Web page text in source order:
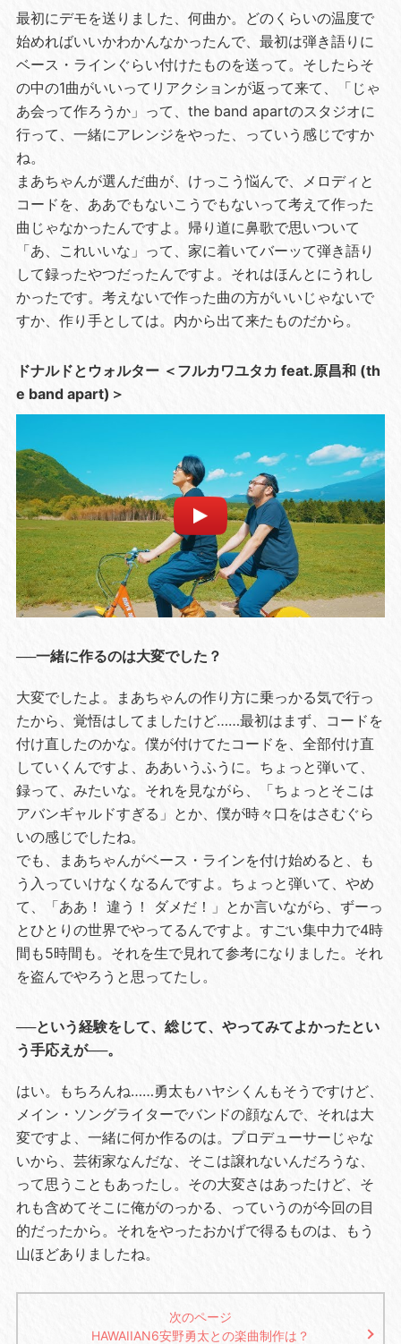
最初にデモを送りました、何曲か。どのくらいの温度で
始めればいいかわかんなかったんで、最初は弾き語りに
ベース・ラインぐらい付けたものを送って。そしたらそ
の中の1曲がいいってリアクションが返って来て、「じゃ
あ会って作ろうか」って、the band apartのスタジオに
行って、一緒にアレンジをやった、っていう感じですか
ね。
まあちゃんが選んだ曲が、けっこう悩んで、メロディと
コードを、ああでもないこうでもないって考えて作った
曲じゃなかったんですよ。帰り道に鼻歌で思いついて
「あ、これいいな」って、家に着いてバーッて弾き語り
して録ったやつだったんですよ。それはほんとにうれし
かったです。考えないで作った曲の方がいいじゃないで
すか、作り手としては。内から出て来たものだから。
ドナルドとウォルター ＜フルカワユタカ feat.原昌和 (th
e band apart)＞
──一緒に作るのは大変でした？
大変でしたよ。まあちゃんの作り方に乗っかる気で行っ
たから、覚悟はしてましたけど……最初はまず、コードを
付け直したのかな。僕が付けてたコードを、全部付け直
していくんですよ、ああいうふうに。ちょっと弾いて、
録って、みたいな。それを見ながら、「ちょっとそこは
アバンギャルドすぎる」とか、僕が時々口をはさむぐら
いの感じでしたね。
でも、まあちゃんがベース・ラインを付け始めると、も
う入っていけなくなるんですよ。ちょっと弾いて、やめ
て、「ああ！ 違う！ ダメだ！」とか言いながら、ずーっ
とひとりの世界でやってるんですよ。すごい集中力で4時
間も5時間も。それを生で見れて参考になりました。それ
を盗んでやろうと思ってたし。
──という経験をして、総じて、やってみてよかったとい
う手応えが──。
はい。もちろんね……勇太もハヤシくんもそうですけど、
メイン・ソングライターでバンドの顔なんで、それは大
変ですよ、一緒に何か作るのは。プロデューサーじゃな
いから、芸術家なんだな、そこは譲れないんだろうな、
って思うこともあったし。その大変さはあったけど、そ
れも含めてそこに俺がのっかる、っていうのが今回の目
的だったから。それをやったおかげで得るものは、もう
山ほどありましたね。
次のページ
HAWAIIAN6安野勇太との楽曲制作は？